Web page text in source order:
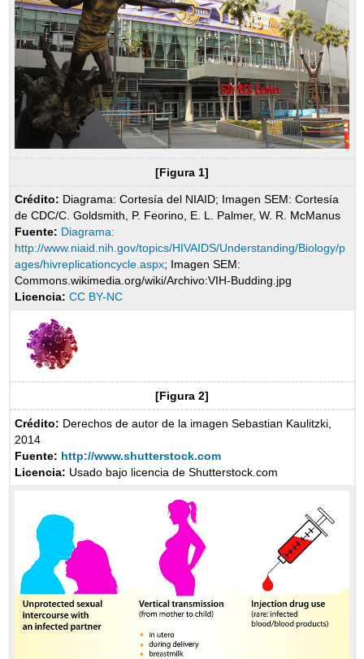
[Figura 1]
Crédito: Diagrama: Cortesía del NIAID; Imagen SEM: Cortesía
de CDC/C. Goldsmith, P. Feorino, E. L. Palmer, W. R. McManus
Fuente: Diagrama:
http://www.niaid.nih.gov/topics/HIVAIDS/Understanding/Biology/p
ages/hivreplicationcycle.aspx; Imagen SEM:
Commons.wikimedia.org/wiki/Archivo:VIH-Budding.jpg
Licencia: CC BY-NC
[Figura 2]
Crédito: Derechos de autor de la imagen Sebastian Kaulitzki,
2014
Fuente: http://www.shutterstock.com
Licencia: Usado bajo licencia de Shutterstock.com